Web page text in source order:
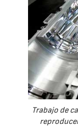
Trabajo de